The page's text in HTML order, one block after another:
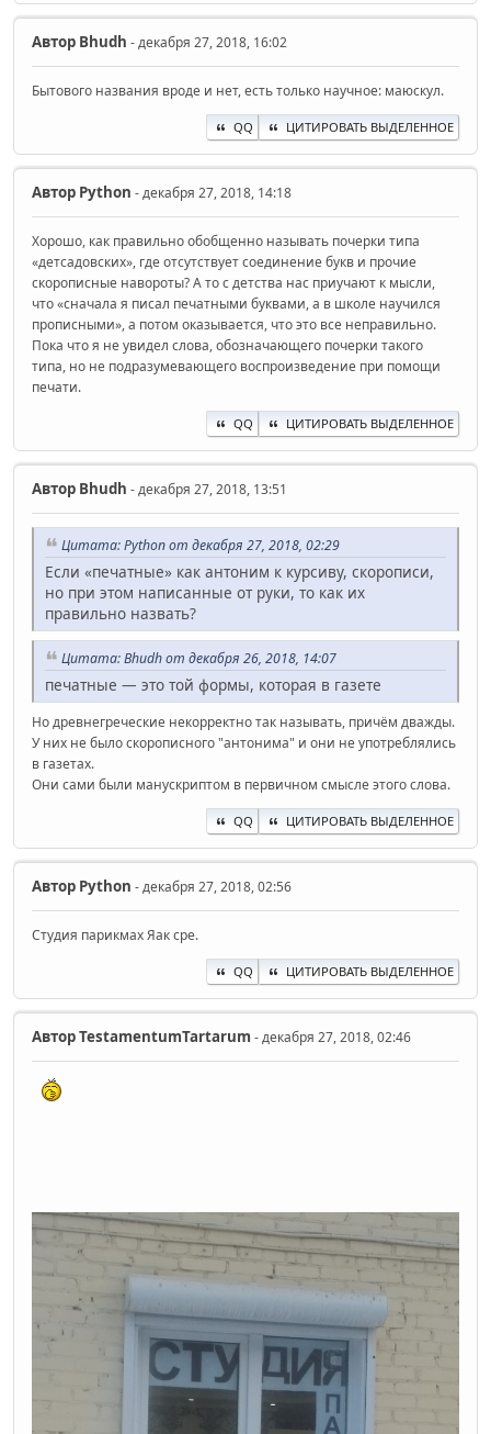
Автор Bhudh - декабря 27, 2018, 16:02
Бытового названия вроде и нет, есть только научное: маюскул.
QQ ЦИТИРОВАТЬ ВЫДЕЛЕННОЕ
Автор Python - декабря 27, 2018, 14:18
Хорошо, как правильно обобщенно называть почерки типа
«детсадовских», где отсутствует соединение букв и прочие
скорописные навороты? А то с детства нас приучают к мысли,
что «сначала я писал печатными буквами, а в школе научился
прописными», а потом оказывается, что это все неправильно.
Пока что я не увидел слова, обозначающего почерки такого
типа, но не подразумевающего воспроизведение при помощи
печати.
QQ ЦИТИРОВАТЬ ВЫДЕЛЕННОЕ
Автор Bhudh - декабря 27, 2018, 13:51
Цитата: Python от декабря 27, 2018, 02:29
Если «печатные» как антоним к курсиву, скорописи,
но при этом написанные от руки, то как их
правильно назвать?
Цитата: Bhudh от декабря 26, 2018, 14:07
печатные — это той формы, которая в газете
Но древнегреческие некорректно так называть, причём дважды.
У них не было скорописного "антонима" и они не употреблялись
в газетах.
Они сами были манускриптом в первичном смысле этого слова.
QQ ЦИТИРОВАТЬ ВЫДЕЛЕННОЕ
Автор Python - декабря 27, 2018, 02:56
Студия парикмах Яак сре.
QQ ЦИТИРОВАТЬ ВЫДЕЛЕННОЕ
АвторTestamentumTartarum - декабря 27, 2018, 02:46